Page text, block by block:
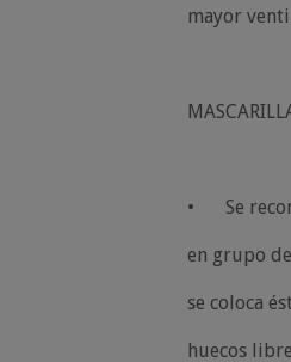
mayor
• Se
en grupo
se coloca
huecos